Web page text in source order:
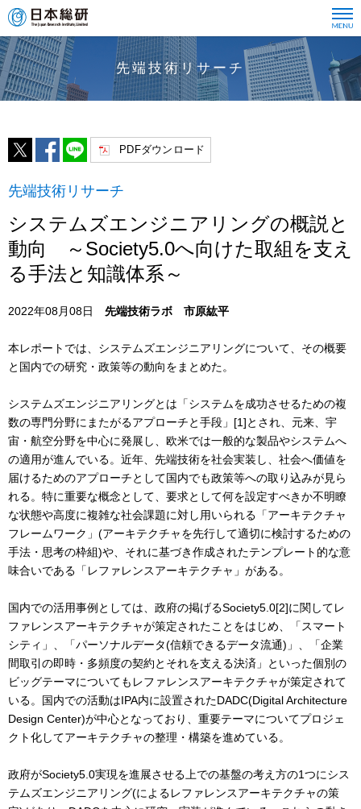
先端技術リサーチ
PDFダウンロード
先端技術リサーチ
システムズエンジニアリングの概説と
動向 ～Society5.0へ向けた取組を支え
る手法と知識体系～
2022年08月08日 先端技術ラボ 市原紘平
本レポートでは、システムズエンジニアリングについて、その概要
と国内での研究・政策等の動向をまとめた。
システムズエンジニアリングとは「システムを成功させるための複
数の専⾨分野にまたがるアプローチと⼿段」[1]とされ、元来、宇
宙・航空分野を中⼼に発展し、欧⽶では⼀般的な製品やシステムへ
の適用が進んでいる。近年、先端技術を社会実装し、社会へ価値を
届けるためのアプローチとして国内でも政策等への取り込みが見ら
れる。特に重要な概念として、要求として何を設定すべきか不明瞭
な状態や⾼度に複雑な社会課題に対し用いられる「アーキテクチャ
フレームワーク」(アーキテクチャを先⾏して適切に検討するための
⼿法・思考の枠組)や、それに基づき作成されたテンプレート的な意
味合いである「レファレンスアーキテクチャ」がある。
国内での活用事例としては、政府の掲げるSociety5.0[2]に関してレ
ファレンスアーキテクチャが策定されたことをはじめ、「スマート
シティ」、「パーソナルデータ(信頼できるデータ流通)」、「企業
間取引の即時・多頻度の契約とそれを⽀える決済」といった個別の
ビッグテーマについてもレファレンスアーキテクチャが策定されて
いる。国内での活動はIPA内に設置されたDADC(Digital Architecture
Design Center)が中心となっており、重要テーマについてプロジェ
クト化してアーキテクチャの整理・構築を進めている。
政府がSociety5.0実現を進展させる上での基盤の考え方の1つにシス
テムズエンジニアリング(によるレファレンスアーキテクチャの策